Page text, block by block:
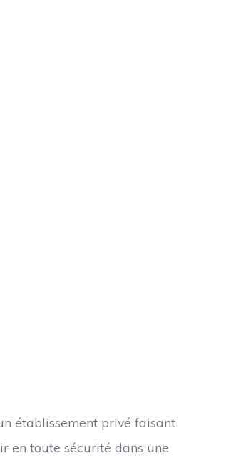
établissement privé faisant
en toute sécurité dans une